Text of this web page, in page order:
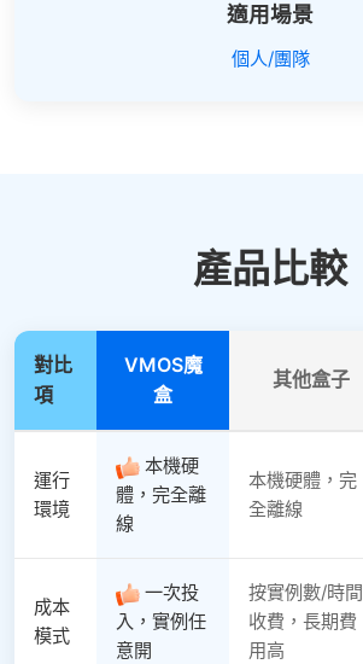
適用場景
個人/團隊
產品比較
對比
項
VMOS魔
盒
其他盒子
運行
環境
本機硬
體，完全離
線
本機硬體，完
全離線
成本
模式
一次投
入，實例任
意開
按實例數/時間
收費，長期費
用高